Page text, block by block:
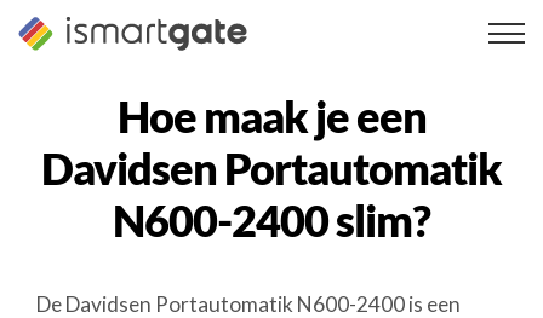
Overslaan
naar
Hoe maak je een
Davidsen Portautomatik
N600-2400slim?
De Davidsen Portautomatik N600-2400 is een